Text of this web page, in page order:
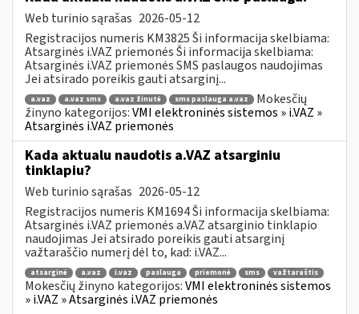
Web turinio sąrašas 2026-05-12
Registracijos numeris KM3825 Ši informacija skelbiama:
Atsarginės i.VAZ priemonės Ši informacija skelbiama:
Atsarginės i.VAZ priemonės SMS paslaugos naudojimas
Jei atsirado poreikis gauti atsarginį...
a.vaz a.vaz sms a.vaz žinutė sms paslauga a.vaz
Mokesčių
žinyno kategorijos:VMI elektroninės sistemos » i.VAZ »
Atsarginės i.VAZ priemonės
Kada aktualu naudotis a.VAZ atsarginiu
tinklapiu?
Web turinio sąrašas 2026-05-12
Registracijos numeris KM1694 Ši informacija skelbiama:
Atsarginės i.VAZ priemonės a.VAZ atsarginio tinklapio
naudojimas Jei atsirado poreikis gauti atsarginį
važtaraščio numerį dėl to, kad: i.VAZ...
atsarginė a.vaz i.vaz paslauga priemonė sms važtaraštis
Mokesčių žinyno kategorijos:VMI elektroninės sistemos
» i.VAZ » Atsarginės i.VAZ priemonės